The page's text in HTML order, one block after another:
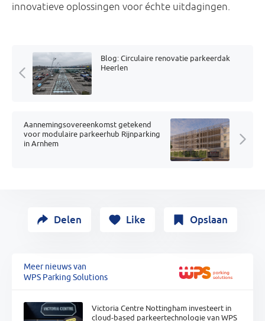
innovatieve oplossingen voor échte uitdagingen.
Blog: Circulaire renovatie parkeerdak
Heerlen
Aannemingsovereenkomst getekend
voor modulaire parkeerhub Rijnparking
in Arnhem
Delen Like Opslaan
Meer nieuws van
WPS Parking Solutions
Victoria Centre Nottingham investeert in
cloud-based parkeertechnologie van WPS